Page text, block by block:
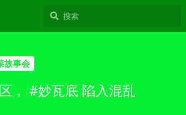
故事会
， #妙瓦底 陷入混乱